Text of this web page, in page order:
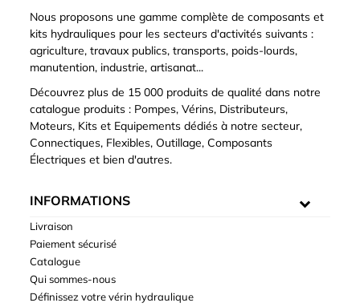
Nous proposons une gamme complète de composants et
kits hydrauliques pour les secteurs d'activités suivants :
agriculture, travaux publics, transports, poids-lourds,
manutention, industrie, artisanat...
Découvrez plus de 15 000 produits de qualité dans notre
catalogue produits : Pompes, Vérins, Distributeurs,
Moteurs, Kits et Equipements dédiés à notre secteur,
Connectiques, Flexibles, Outillage, Composants
Électriques et bien d'autres.
INFORMATIONS
Livraison
Paiement sécurisé
Catalogue
Qui sommes-nous
Définissez votre vérin hydraulique